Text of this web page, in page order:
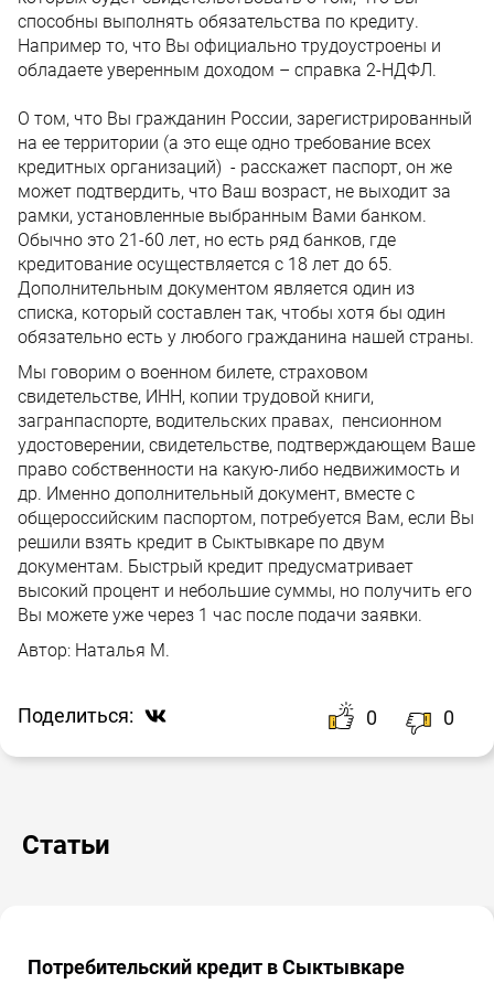
способны выполнять обязательства по кредиту.
Например то, что Вы официально трудоустроены и
обладаете уверенным доходом – справка 2-НДФЛ.
О том, что Вы гражданин России, зарегистрированный
на ее территории (а это еще одно требование всех
кредитных организаций) - расскажет паспорт, он же
может подтвердить, что Ваш возраст, не выходит за
рамки, установленные выбранным Вами банком.
Обычно это 21-60 лет, но есть ряд банков, где
кредитование осуществляется с 18 лет до 65.
Дополнительным документом является один из
списка, который составлен так, чтобы хотя бы один
обязательно есть у любого гражданина нашей страны.
Мы говорим о военном билете, страховом
свидетельстве, ИНН, копии трудовой книги,
загранпаспорте, водительских правах, пенсионном
удостоверении, свидетельстве, подтверждающем Ваше
право собственности на какую-либо недвижимость и
др. Именно дополнительный документ, вместе с
общероссийским паспортом, потребуется Вам, если Вы
решили взять кредит в Сыктывкаре по двум
документам. Быстрый кредит предусматривает
высокий процент и небольшие суммы, но получить его
Вы можете уже через 1 час после подачи заявки.
Автор: Наталья М.
Поделиться: 0 0
Статьи
Потребительский кредит в Сыктывкаре